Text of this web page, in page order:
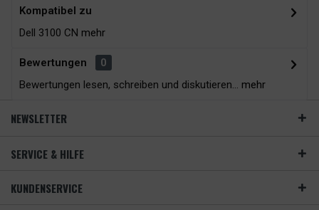
Kompatibel zu
Dell 3100 CN mehr
Bewertungen
0
Bewertungen lesen, schreiben und diskutieren... mehr
NEWSLETTER
SERVICE & HILFE
KUNDENSERVICE